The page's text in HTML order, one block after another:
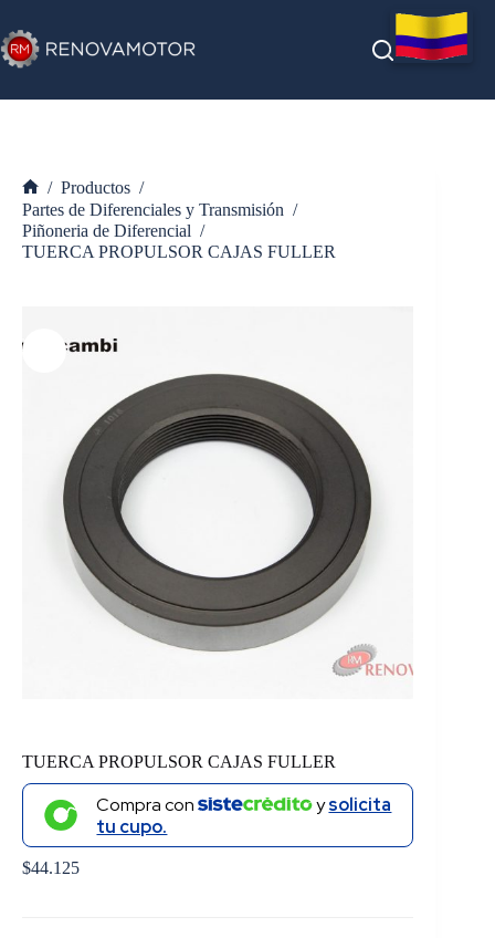
al
contenido
Inicio
/ Productos /
Partes de Diferenciales y Transmisión /
Piñoneria de Diferencial /
TUERCA PROPULSOR CAJAS FULLER
TUERCA PROPULSOR CAJAS FULLER
Compra con ysolicita
tu cupo.
$44.125